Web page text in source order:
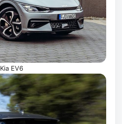
Kia EV6